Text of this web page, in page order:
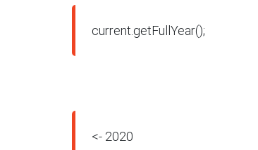
current.getFullYear();
<- 2020